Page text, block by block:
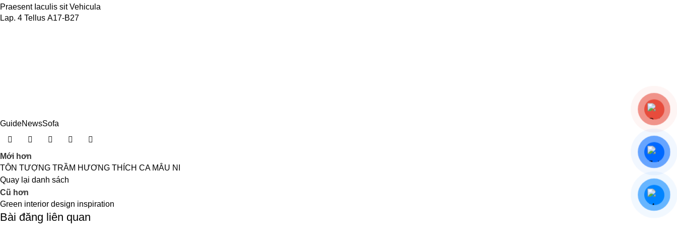
Praesent Iaculis sit Vehicula
Lap. 4 Tellus A17-B27
GuideNewsSofa
Mới hơn
TÔN TƯỢNG TRẦM HƯƠNG THÍCH CA MÂU NI
Quay lại danh sách
Cũ hơn
Green interior design inspiration
Bài đăng liên quan